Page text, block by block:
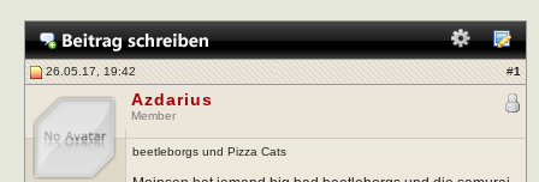
26.05.17, 19:42 #1
Azdarius
Member
beetleborgs und Pizza Cats